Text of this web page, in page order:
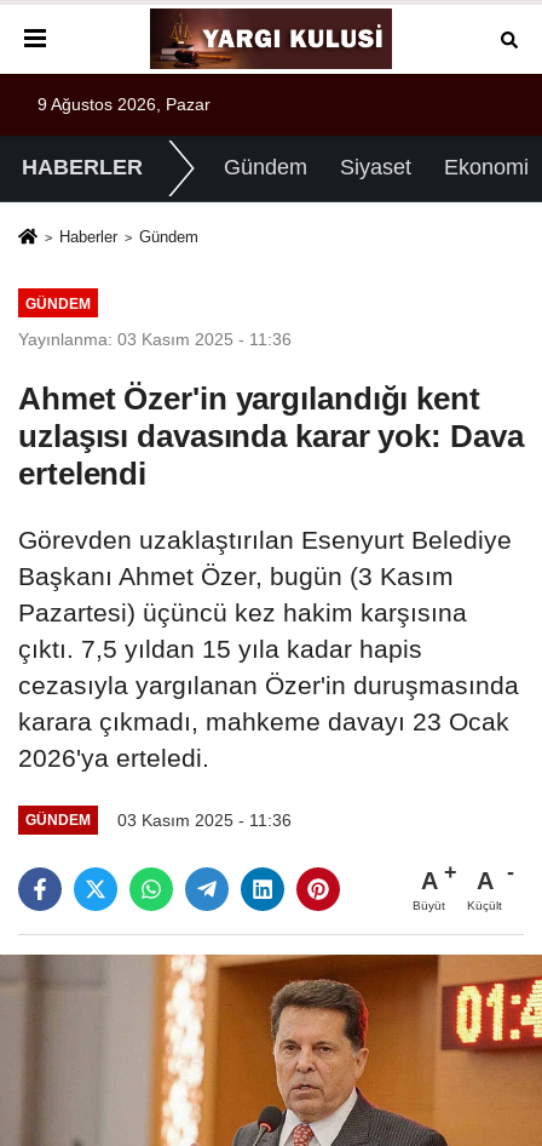
9 Ağustos 2026, Pazar
HABERLER Gündem Siyaset Ekonomi
Haberler Gündem
GÜNDEM
Yayınlanma: 03 Kasım 2025 - 11:36
Ahmet Özer'in yargılandığı kent
uzlaşısı davasında karar yok: Dava
ertelendi
Görevden uzaklaştırılan Esenyurt Belediye
Başkanı Ahmet Özer, bugün (3 Kasım
Pazartesi) üçüncü kez hakim karşısına
çıktı. 7,5 yıldan 15 yıla kadar hapis
cezasıyla yargılanan Özer'in duruşmasında
karara çıkmadı, mahkeme davayı 23 Ocak
2026'ya erteledi.
GÜNDEM 03 Kasım 2025 - 11:36
A
Büyüt
A
Küçült